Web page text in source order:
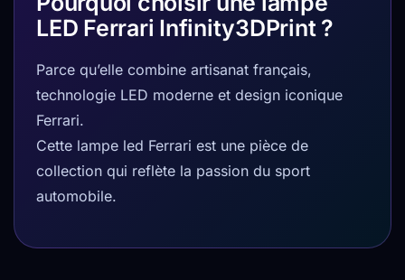
LED Ferrari Infinity3DPrint ?
Parce qu’elle combine artisanat français,
technologie LED moderne et design iconique
Ferrari.
Cette lampe led Ferrari est une pièce de
collection qui reflète la passion du sport
automobile.